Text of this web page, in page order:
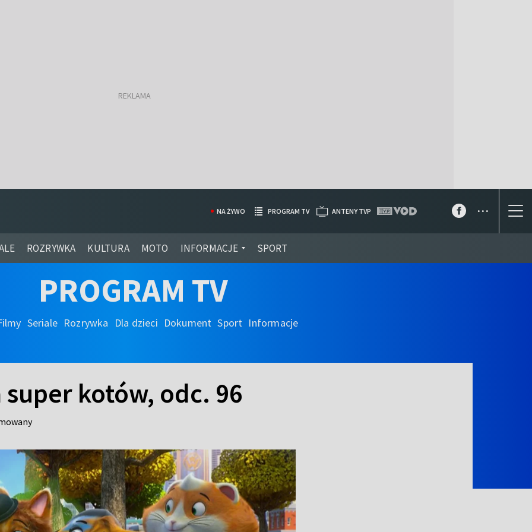
ROZRYWKA KULTURA MOTO INFORMACJE SPORT
NA ŻYWO PROGRAM TV ANTENY TVP ...
PROGRAM TV
Seriale Rozrywka Dla dzieci Dokument Sport Informacje
kotów, odc. 96